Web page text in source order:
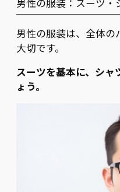
男性の服装：スーツ・
男性の服装は、全体の
大切です。
スーツを基本に、シャ
ょう。